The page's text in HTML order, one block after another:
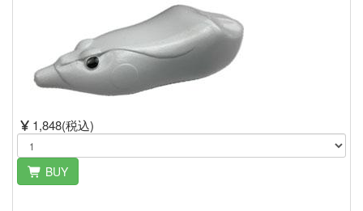
1,848(税込)
BUY